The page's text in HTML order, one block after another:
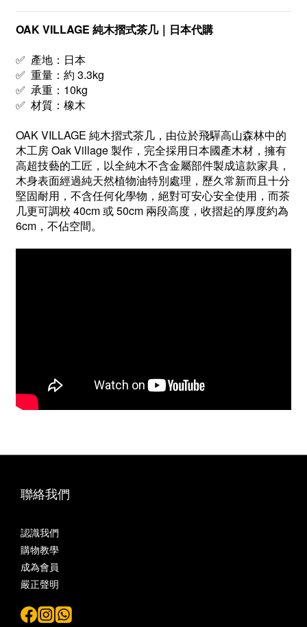
OAK VILLAGE 純木摺式茶几｜日本代購
✅ 產地：日本
✅ 重量：約 3.3kg
✅ 承重：10kg
✅ 材質：橡木
OAK VILLAGE 純木摺式茶几，由位於飛驒高山森林中的
木工房 Oak Village 製作，完全採用日本國產木材，擁有
高超技藝的工匠，以全純木不含金屬部件製成這款家具，
木身表面經過純天然植物油特別處理，歷久常新而且十分
堅固耐用，不含任何化學物，絕對可安心安全使用，而茶
几更可調校 40cm 或 50cm 兩段高度，收摺起的厚度約為
6cm，不佔空間。
聯絡我們
認識我們
購物教學
成為會員
嚴正聲明